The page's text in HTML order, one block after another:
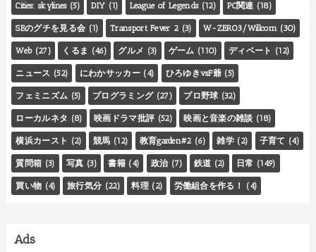
Cities: skylines (5) DIY (1) League of Legends (12) PC関連 (18)
SEのグチを見る会 (1) Transport Fever 2 (3) W-ZERO3/Willcom (30)
Web (27) くるま (46) グルメ (3) ゲーム (110) ディベート (12)
ニュース (52) にわかサッカー (4) ひろゆきvsF爺 (5)
フェミニズム (5) プログラミング (27) プロ野球 (32)
ローカルネタ (8) 映画ドラマ批評 (52) 映画と音楽の雑談 (18)
横浜カースト (2) 競馬 (12) 教育garden#2 (6) 雑学 (2) 子育て (4)
質問箱 (3) 写真 (3) 書籍 (4) 政治 (7) 鉄道 (2) 日常 (149)
買い物 (4) 旅行気分 (22) 料理 (2) 労働組合を作る！ (4)
Ads